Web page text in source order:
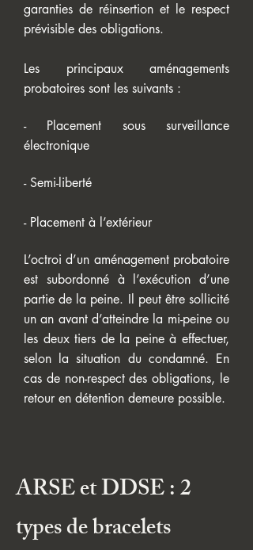
garanties de réinsertion et le respect
prévisible des obligations.
Les principaux aménagements
probatoires sont les suivants :
- Placement sous surveillance
électronique
- Semi-liberté
- Placement à l’extérieur
L’octroi d’un aménagement probatoire
est subordonné à l’exécution d’une
partie de la peine. Il peut être sollicité
un an avant d’atteindre la mi-peine ou
les deux tiers de la peine à effectuer,
selon la situation du condamné. En
cas de non-respect des obligations, le
retour en détention demeure possible.
ARSE et DDSE : 2
types de bracelets